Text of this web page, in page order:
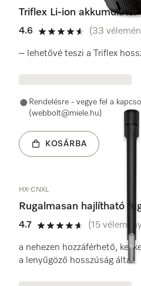
Triflex Li-ion akkumulátor
4.6
4.6 / 5
(33
– lehetővé teszi a Triflex
Rendelésre - vegye fel a
(webbolt@miele.hu)
KOSÁRBA
HX-CNXL
Rugalmasan hajlítható
4.7
4.7 / 5
(15
a nehezen hozzáférhető,
a lenyűgöző hosszúság által.